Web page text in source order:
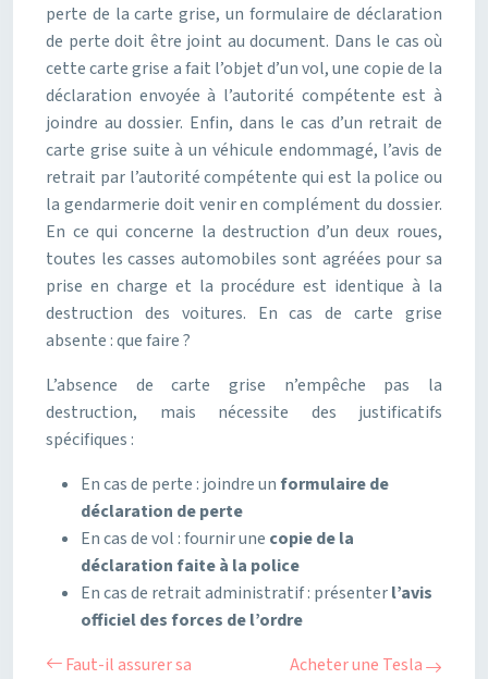
perte de la carte grise, un formulaire de déclaration
de perte doit être joint au document. Dans le cas où
cette carte grise a fait l’objet d’un vol, une copie de la
déclaration envoyée à l’autorité compétente est à
joindre au dossier. Enfin, dans le cas d’un retrait de
carte grise suite à un véhicule endommagé, l’avis de
retrait par l’autorité compétente qui est la police ou
la gendarmerie doit venir en complément du dossier.
En ce qui concerne la destruction d’un deux roues,
toutes les casses automobiles sont agréées pour sa
prise en charge et la procédure est identique à la
destruction des voitures. En cas de carte grise
absente : que faire ?
L’absence de carte grise n’empêche pas la
destruction, mais nécessite des justificatifs
spécifiques :
En cas de perte : joindre unformulaire de
déclaration de perte
En cas de vol : fournir une copie de la
déclaration faite à la police
En cas de retrait administratif : présenterl’avis
officiel des forces de l’ordre
Faut-il assurer sa
Acheter une Tesla